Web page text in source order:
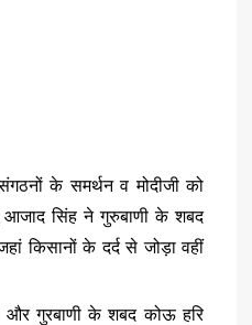
के समर्थन व मोदीजी को
आजाद सिंह ने गुरुबाणी के शबद
किसानों के दर्द से जोड़ा वहीं
और गुरबाणी के शबद कोऊ हरि